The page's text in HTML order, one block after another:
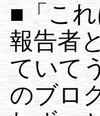
■「こ
報告者
ていて
のブロ